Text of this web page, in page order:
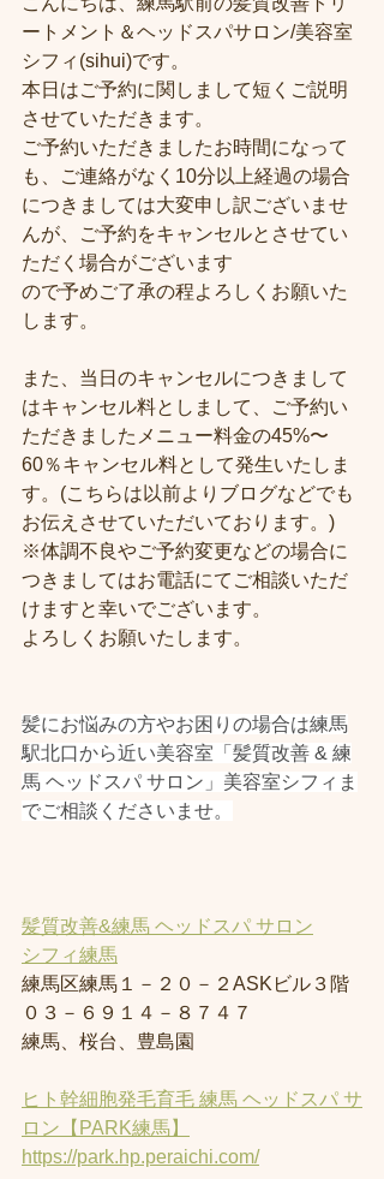
ートメント＆ヘッドスパサロン/美容室
シフィ(sihui)です。
本日はご予約に関しまして短くご説明
させていただきます。
ご予約いただきましたお時間になって
も、ご連絡がなく10分以上経過の場合
につきましては大変申し訳ございませ
んが、ご予約をキャンセルとさせてい
ただく場合がございます
ので予めご了承の程よろしくお願いた
します。
また、当日のキャンセルにつきまして
はキャンセル料としまして、ご予約い
ただきましたメニュー料金の45%〜
60％キャンセル料として発生いたしま
す。(こちらは以前よりブログなどでも
お伝えさせていただいております。)
※体調不良やご予約変更などの場合に
つきましてはお電話にてご相談いただ
けますと幸いでございます。
よろしくお願いたします。
髪にお悩みの方やお困りの場合は練馬
駅北口から近い美容室「髪質改善 & 練
馬 ヘッドスパ サロン」美容室シフィま
でご相談くださいませ。
髪質改善&練馬 ヘッドスパ サロン
シフィ練馬
練馬区練馬１－２０－２ASKビル３階
０３－６９１４－８７４７
練馬、桜台、豊島園
ヒト幹細胞発毛育毛 練馬 ヘッドスパ サ
ロン【PARK練馬】
https://park.hp.peraichi.com/